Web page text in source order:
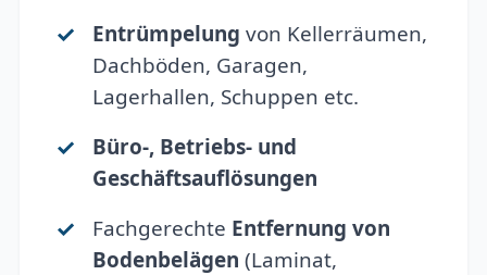
Entrümpelung von Kellerräumen,
Dachböden, Garagen,
Lagerhallen, Schuppen etc.
Büro-, Betriebs- und
Geschäftsauflösungen
Fachgerechte Entfernung von
Bodenbelägen (Laminat,